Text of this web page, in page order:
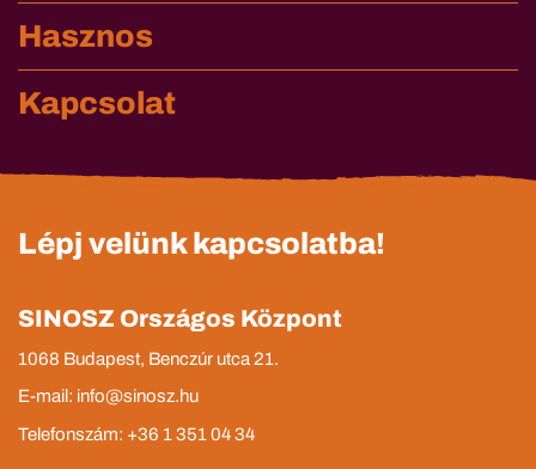
Hasznos
Kapcsolat
Lépj velünk kapcsolatba!
SINOSZ Országos Központ
1068 Budapest, Benczúr utca 21.
E-mail: info@sinosz.hu
Telefonszám: +36 1 351 04 34